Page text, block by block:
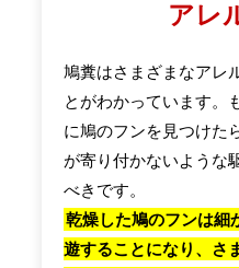
アレ
鳩糞はさまざまなアレ
とがわかっています。
に鳩のフンを見つけた
が寄り付かないような
べきです。
乾燥した鳩のフンは細
遊することになり、さ